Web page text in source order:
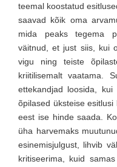
teemal koostatud
saavad kõik oma
mida peaks tegema
väitnud, et just siis, kui
vigu ning teiste
kriitilisemalt vaatama.
ettekandjad loosida,
õpilased üksteise
eest ise hinde saada.
üha harvemaks
esinemisjulgust, lihvib
kritiseerima, kuid